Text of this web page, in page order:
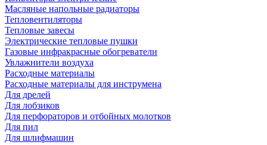
Масляные напольные радиаторы
Тепловентиляторы
Тепловые завесы
Электрические тепловые пушки
Газовые инфракрасные обогреватели
Увлажнители воздуха
Расходные материалы
Расходные материалы для инструмена
Для дрелей
Для лобзиков
Для перфораторов и отбойных молотков
Для пил
Для шлифмашин